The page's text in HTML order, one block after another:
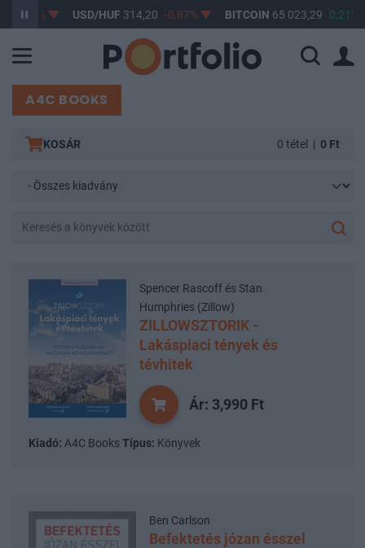
USD/HUF314,20 -0,87% BITCOIN 65 023,29 0,21%
A4C BOOKS
KOSÁR 0 tétel | 0 Ft
Spencer Rascoff és Stan
Humphries (Zillow)
ZILLOWSZTORIK -
Lakáspiaci tények és
tévhitek
Ár: 3,990 Ft
Kiadó: A4C BooksTípus: Könyvek
Ben Carlson
Befektetés józan ésszel